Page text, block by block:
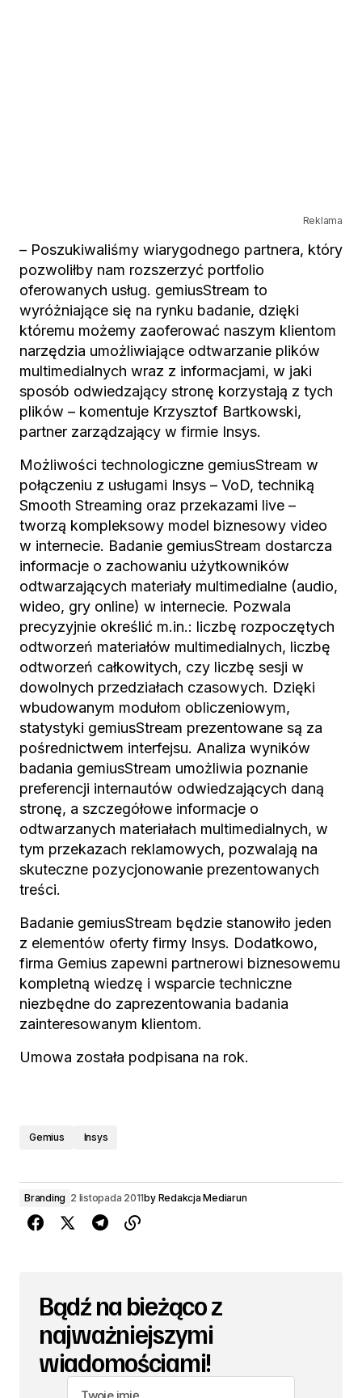
Reklama
– Poszukiwaliśmy wiarygodnego partnera, który
pozwoliłby nam rozszerzyć portfolio
oferowanych usług. gemiusStream to
wyróżniające się na rynku badanie, dzięki
któremu możemy zaoferować naszym klientom
narzędzia umożliwiające odtwarzanie plików
multimedialnych wraz z informacjami, w jaki
sposób odwiedzający stronę korzystają z tych
plików – komentuje Krzysztof Bartkowski,
partner zarządzający w firmie Insys.
Możliwości technologiczne gemiusStream w
połączeniu z usługami Insys – VoD, techniką
Smooth Streaming oraz przekazami live –
tworzą kompleksowy model biznesowy video
w internecie. Badanie gemiusStream dostarcza
informacje o zachowaniu użytkowników
odtwarzających materiały multimedialne (audio,
wideo, gry online) w internecie. Pozwala
precyzyjnie określić m.in.: liczbę rozpoczętych
odtworzeń materiałów multimedialnych, liczbę
odtworzeń całkowitych, czy liczbę sesji w
dowolnych przedziałach czasowych. Dzięki
wbudowanym modułom obliczeniowym,
statystyki gemiusStream prezentowane są za
pośrednictwem interfejsu. Analiza wyników
badania gemiusStream umożliwia poznanie
preferencji internautów odwiedzających daną
stronę, a szczegółowe informacje o
odtwarzanych materiałach multimedialnych, w
tym przekazach reklamowych, pozwalają na
skuteczne pozycjonowanie prezentowanych
treści.
Badanie gemiusStream będzie stanowiło jeden
z elementów oferty firmy Insys. Dodatkowo,
firma Gemius zapewni partnerowi biznesowemu
kompletną wiedzę i wsparcie techniczne
niezbędne do zaprezentowania badania
zainteresowanym klientom.
Umowa została podpisana na rok.
Gemius Insys
Branding 2 listopada 2011by Redakcja Mediarun
Bądź na bieżąco z
najważniejszymi
wiadomościami!